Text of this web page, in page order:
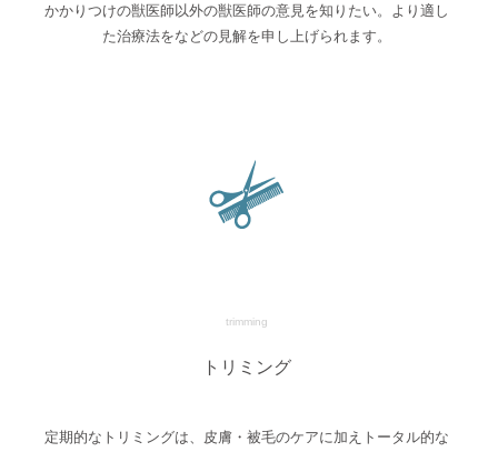
かかりつけの獣医師以外の獣医師の意見を知りたい。より適し
た治療法をなどの見解を申し上げられます。
trimming
トリミング
定期的なトリミングは、皮膚・被毛のケアに加えトータル的な